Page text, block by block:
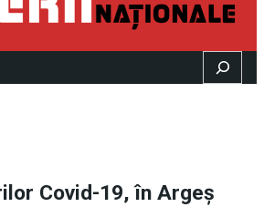
Search
Covid-19, în Argeș